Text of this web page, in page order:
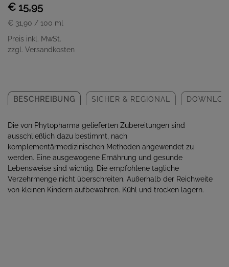
€ 15,95
€ 31,90 / 100 ml
Preis inkl. MwSt.
zzgl. Versandkosten
BESCHREIBUNG SICHER & REGIONAL
Die von Phytopharma gelieferten Zubereitungen sind
ausschließlich dazu bestimmt, nach
komplementärmedizinischen Methoden angewendet zu
werden. Eine ausgewogene Ernährung und gesunde
Lebensweise sind wichtig. Die empfohlene tägliche
Verzehrmenge nicht überschreiten. Außerhalb der Reichweite
von kleinen Kindern aufbewahren. Kühl und trocken lagern.